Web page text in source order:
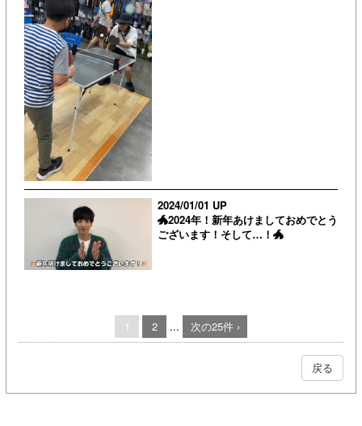
2024/01/01 UP
🐲2024年！新年あけましておめでとう
ございます！そして…！🐲
1 2 ... 次の25件 ›
戻る